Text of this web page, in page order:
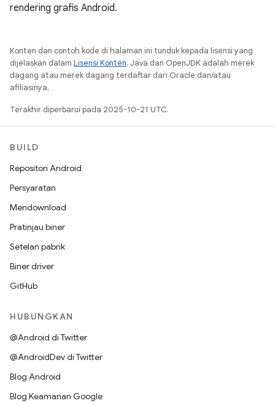
rendering grafis Android.
Konten dan contoh kode di halaman ini tunduk kepada lisensi yang
dijelaskan dalam Lisensi Konten. Java dan OpenJDK adalah merek
dagang atau merek dagang terdaftar dari Oracle dan/atau
afiliasinya.
Terakhir diperbarui pada 2025-10-21 UTC.
BUILD
Repositori Android
Persyaratan
Mendownload
Pratinjau biner
Setelan pabrik
Biner driver
GitHub
HUBUNGKAN
@Android di Twitter
@AndroidDev di Twitter
Blog Android
Blog Keamanan Google